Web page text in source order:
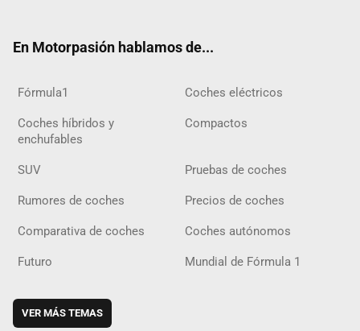
En Motorpasión hablamos de...
Fórmula1 Coches eléctricos
Coches híbridos y
enchufables
Compactos
SUV Pruebas de coches
Rumores de coches Precios de coches
Comparativa de coches Coches autónomos
Futuro Mundial de Fórmula 1
VER MÁS TEMAS